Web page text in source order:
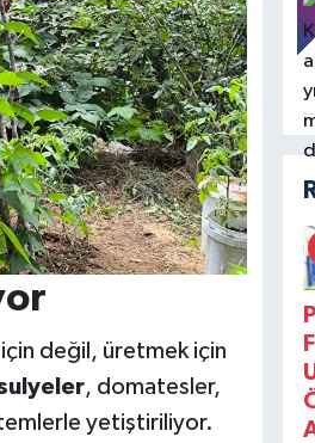
değil, üretmek için
, domatesler,
yetiştiriliyor.